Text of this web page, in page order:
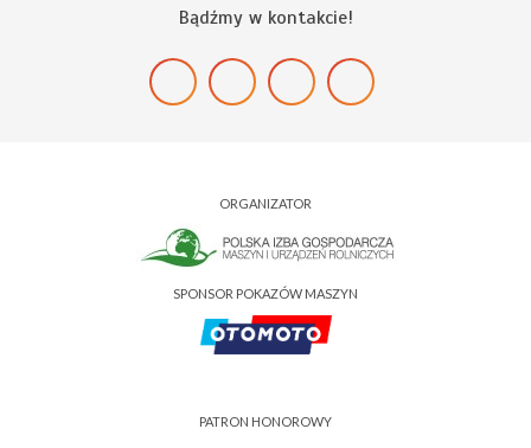
Bądźmy w kontakcie!
ORGANIZATOR
SPONSOR POKAZÓW MASZYN
PATRON HONOROWY